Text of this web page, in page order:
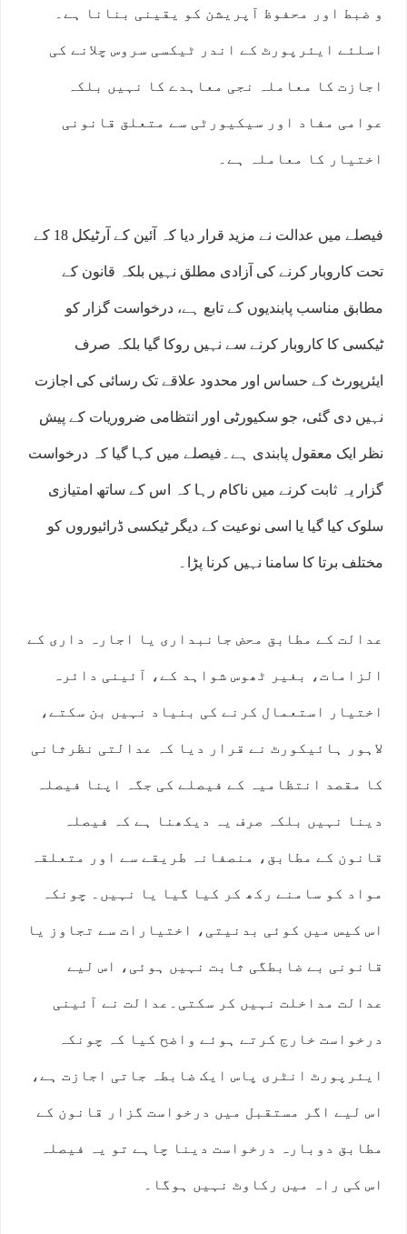
و ضبط اور محفوظ آپریشن کو یقینی بنانا ہے۔
اسلئے ایئرپورٹ کے اندر ٹیکسی سروس چلانے کی
اجازت کا معاملہ نجی معاہدے کا نہیں بلکہ
عوامی مفاد اور سیکیورٹی سے متعلق قانونی
اختیار کا معاملہ ہے۔
فیصلے میں عدالت نے مزید قرار دیا کہ آئین کے آرٹیکل 18 کے
تحت کاروبار کرنے کی آزادی مطلق نہیں بلکہ قانون کے
مطابق مناسب پابندیوں کے تابع ہے، درخواست گزار کو
ٹیکسی کا کاروبار کرنے سے نہیں روکا گیا بلکہ صرف
ایئرپورٹ کے حساس اور محدود علاقے تک رسائی کی اجازت
نہیں دی گئی، جو سکیورٹی اور انتظامی ضروریات کے پیش
نظر ایک معقول پابندی ہے۔فیصلے میں کہا گیا کہ درخواست
گزار یہ ثابت کرنے میں ناکام رہا کہ اس کے ساتھ امتیازی
سلوک کیا گیا یا اسی نوعیت کے دیگر ٹیکسی ڈرائیوروں کو
مختلف برتا کا سامنا نہیں کرنا پڑا۔
عدالت کے مطابق محض جانبداری یا اجارہ داری کے
الزامات، بغیر ٹھوس شواہد کے، آئینی دائرہ
اختیار استعمال کرنے کی بنیاد نہیں بن سکتے،
لاہور ہائیکورٹ نے قرار دیا کہ عدالتی نظرثانی
کا مقصد انتظامیہ کے فیصلے کی جگہ اپنا فیصلہ
دینا نہیں بلکہ صرف یہ دیکھنا ہے کہ فیصلہ
قانون کے مطابق، منصفانہ طریقے سے اور متعلقہ
مواد کو سامنے رکھ کر کیا گیا یا نہیں۔ چونکہ
اس کیس میں کوئی بدنیتی، اختیارات سے تجاوز یا
قانونی بے ضابطگی ثابت نہیں ہوئی، اس لیے
عدالت مداخلت نہیں کر سکتی۔عدالت نے آئینی
درخواست خارج کرتے ہوئے واضح کیا کہ چونکہ
ایئرپورٹ انٹری پاس ایک ضابطہ جاتی اجازت ہے،
اس لیے اگر مستقبل میں درخواست گزار قانون کے
مطابق دوبارہ درخواست دینا چاہے تو یہ فیصلہ
اس کی راہ میں رکاوٹ نہیں ہوگا۔